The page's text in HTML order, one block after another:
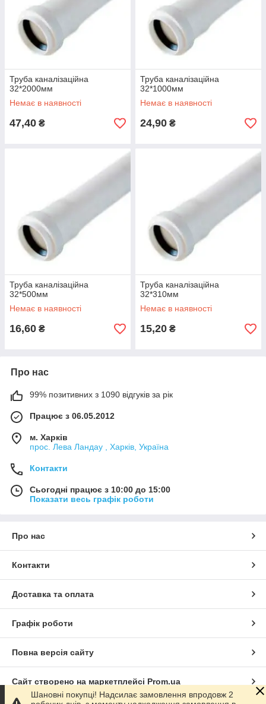
Труба каналізаційна
32*2000мм
Немає в наявності
47,40 ₴
Труба каналізаційна
32*1000мм
Немає в наявності
24,90 ₴
Труба каналізаційна
32*500мм
Немає в наявності
16,60 ₴
Труба каналізаційна
32*310мм
Немає в наявності
15,20 ₴
Про нас
99% позитивних з 1090 відгуків за рік
Працює з 06.05.2012
м. Харків
прос. Лева Ландау , Харків, Україна
Контакти
Сьогодні працює з 10:00 до 15:00
Показати весь графік роботи
Про нас
Контакти
Доставка та оплата
Графік роботи
Повна версія сайту
Сайт створено на маркетплейсі Prom.ua
Шановні покупці! Надсилає замовлення впродовж 2